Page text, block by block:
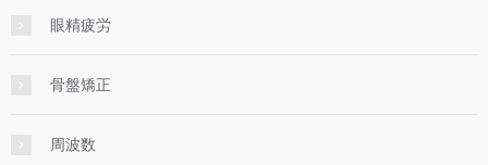
眼精疲労
骨盤矯正
周波数